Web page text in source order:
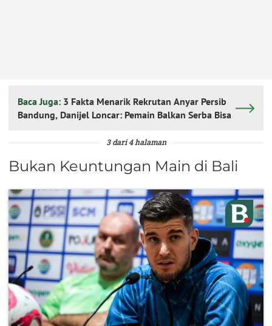
Baca Juga: 3 Fakta Menarik Rekrutan Anyar Persib
Bandung, Danijel Loncar: Pemain Balkan Serba Bisa
3 dari 4 halaman
Bukan Keuntungan Main di Bali